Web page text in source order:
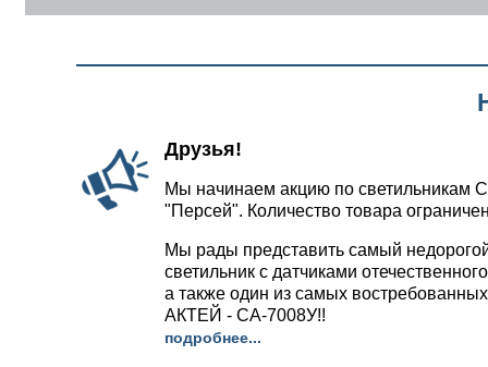
Друзья!
Мы начинаем акцию по светильникам
"Персей". Количество товара
Мы рады представить самый
светильник с датчиками
а также один из самых
АКТЕЙ - СА-7008У!!
подробнее...